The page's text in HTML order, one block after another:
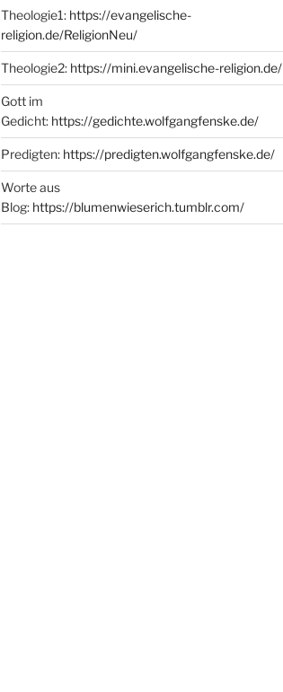
Theologie1: https://evangelische-
religion.de/ReligionNeu/
Theologie2: https://mini.evangelische-religion.de/
Gott im
Gedicht: https://gedichte.wolfgangfenske.de/
Predigten: https://predigten.wolfgangfenske.de/
Worte aus
Blog: https://blumenwieserich.tumblr.com/